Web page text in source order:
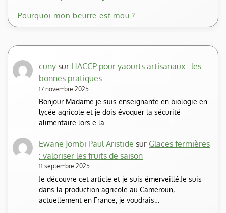
Pourquoi mon beurre est mou ?
cuny sur HACCP pour yaourts artisanaux : les
bonnes pratiques
17 novembre 2025
Bonjour Madame je suis enseignante en biologie en
lycée agricole et je dois évoquer la sécurité
alimentaire lors e la…
Ewane Jombi Paul Aristide sur Glaces fermières
: valoriser les fruits de saison
11 septembre 2025
Je découvre cet article et je suis émerveillé.Je suis
dans la production agricole au Cameroun,
actuellement en France, je voudrais…